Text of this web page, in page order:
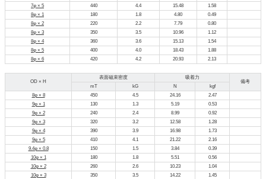
7φ × 5
440 4.4 15.48
1.58
8φ × 1
180 1.8 4.80
0.49
8φ × 2
220 2.2 7.79
0.80
8φ × 3
350 3.5 10.96
1.12
8φ × 4
360 3.6 15.13
1.54
8φ × 5
400 4.0 18.43
1.88
8φ × 6
420 4.2 20.93 2.13
OD × H
表面磁束密度 吸着力
備考
mT
kG N
kgf
8φ × 8
450 4.5 24.16
2.47
9φ × 1
130 1.3 5.19
0.53
9φ × 2
240 2.4 8.99
0.92
9φ × 3
320 3.2 12.58
1.28
9φ × 4
390 3.9 16.98
1.73
9φ × 5
410 4.1 21.22
2.16
9.4φ × 0.8
150 1.5 3.84
0.39
10φ × 1
180 1.8 5.51
0.56
10φ × 2
260 2.6 10.23
1.04
10φ × 3
350 3.5 14.22
1.45